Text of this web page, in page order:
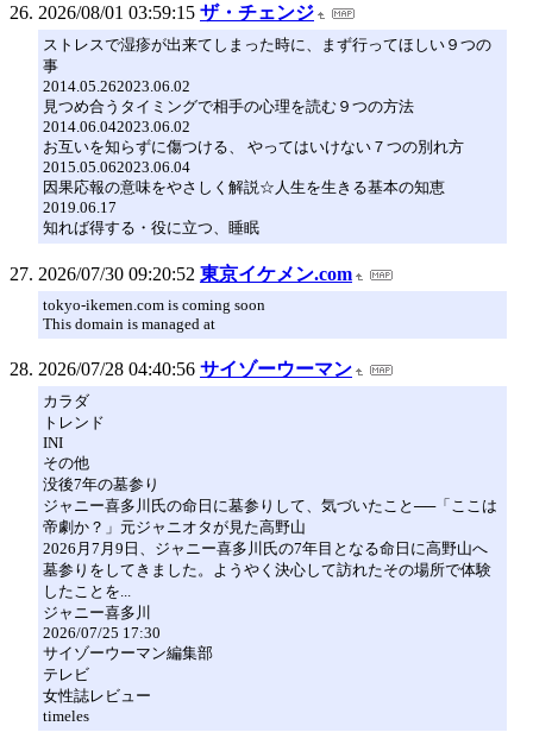
2026/08/01 03:59:15 ザ・チェンジ
ストレスで湿疹が出来てしまった時に、まず行ってほしい９つの
事
2014.05.262023.06.02
見つめ合うタイミングで相手の心理を読む９つの方法
2014.06.042023.06.02
お互いを知らずに傷つける、 やってはいけない７つの別れ方
2015.05.062023.06.04
因果応報の意味をやさしく解説☆人生を生きる基本の知恵
2019.06.17
知れば得する・役に立つ、睡眠
2026/07/30 09:20:52 東京イケメン.com
tokyo-ikemen.com is coming soon
This domain is managed at
2026/07/28 04:40:56 サイゾーウーマン
カラダ
トレンド
INI
その他
没後7年の墓参り
ジャニー喜多川氏の命日に墓参りして、気づいたこと──「ここは
帝劇か？」元ジャニオタが見た高野山
2026月7月9日、ジャニー喜多川氏の7年目となる命日に高野山へ
墓参りをしてきました。ようやく決心して訪れたその場所で体験
したことを...
ジャニー喜多川
2026/07/25 17:30
サイゾーウーマン編集部
テレビ
女性誌レビュー
timeles